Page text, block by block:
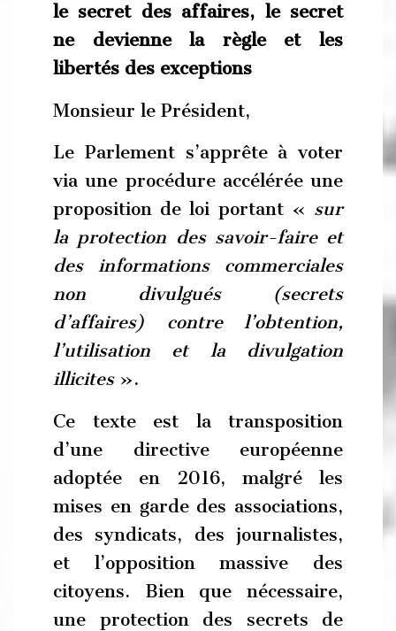
le secret des affaires, le secret
ne devienne la règle et les
libertés des exceptions
Monsieur le Président,
Le Parlement s’apprête à voter
via une procédure accélérée une
proposition de loi portant « sur
la protection des savoir-faire et
des informations commerciales
non divulgués (secrets
d’affaires) contre l’obtention,
l’utilisation et la divulgation
illicites».
Ce texte est la transposition
d’une directive européenne
adoptée en 2016, malgré les
mises en garde des associations,
des syndicats, des journalistes,
et l’opposition massive des
citoyens. Bien que nécessaire,
une protection des secrets de